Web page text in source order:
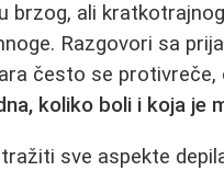
brzog, ali
Razgovori sa
često se protivreče,
koliko boli i koja je
sve aspekte